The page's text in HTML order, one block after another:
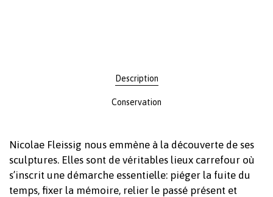
Revenir à l'Artotek
Description
Conservation
Nicolae Fleissig nous emmène à la découverte de ses
sculptures. Elles sont de véritables lieux carrefour où
s’inscrit une démarche essentielle: piéger la fuite du
temps, fixer la mémoire, relier le passé présent et